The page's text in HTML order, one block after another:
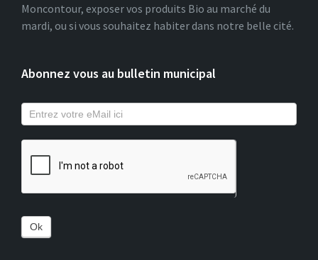
Moncontour, exposer vos produits Bio au marché du
mardi, ou si vous souhaitez habiter dans notre belle cité.
Abonnez vous au bulletin municipal
Ok